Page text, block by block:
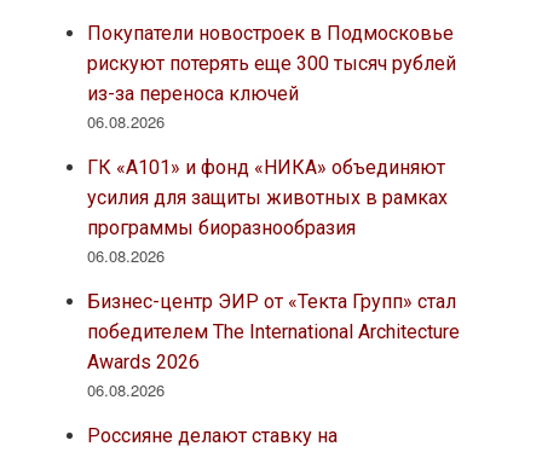
Покупатели новостроек в Подмосковье
рискуют потерять еще 300 тысяч рублей
из-за переноса ключей
06.08.2026
ГК «А101» и фонд «НИКА» объединяют
усилия для защиты животных в рамках
программы биоразнообразия
06.08.2026
Бизнес-центр ЭИР от «Текта Групп» стал
победителем The International Architecture
Awards 2026
06.08.2026
Россияне делают ставку на